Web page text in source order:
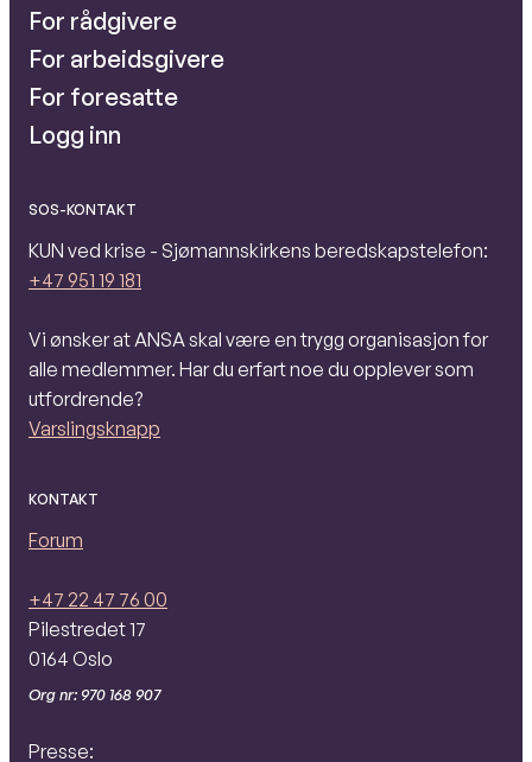
For rådgivere
For arbeidsgivere
For foresatte
Logg inn
SOS-KONTAKT
KUN ved krise - Sjømannskirkens beredskapstelefon:
+47 951 19 181
Vi ønsker at ANSA skal være en trygg organisasjon for
alle medlemmer. Har du erfart noe du opplever som
utfordrende?
Varslingsknapp
KONTAKT
Forum
+47 22 47 76 00
Pilestredet 17
0164 Oslo
Org nr: 970 168 907
Presse: